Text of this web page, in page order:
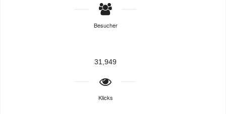
Besucher
31,949
Klicks